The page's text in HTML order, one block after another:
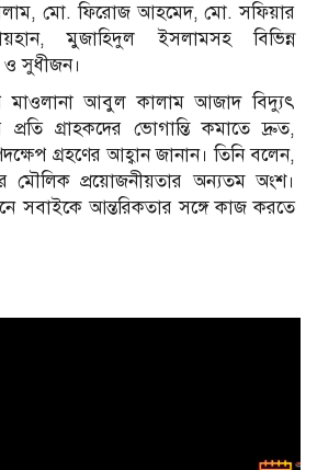
মো. ফিরোজ আহমেদ, মো. সফিয়ার
মুজাহিদুল ইসলামসহ বিভিন্ন
ও সুধীজন।
মাওলানা আবুল কালাম আজাদ বিদ্যুৎ
প্রতি গ্রাহকদের ভোগান্তি কমাতে দ্রুত,
গ্রহণের আহ্বান জানান। তিনি বলেন,
মৌলিক প্রয়োজনীয়তার অন্যতম অংশ।
সবাইকে আন্তরিকতার সঙ্গে কাজ করতে